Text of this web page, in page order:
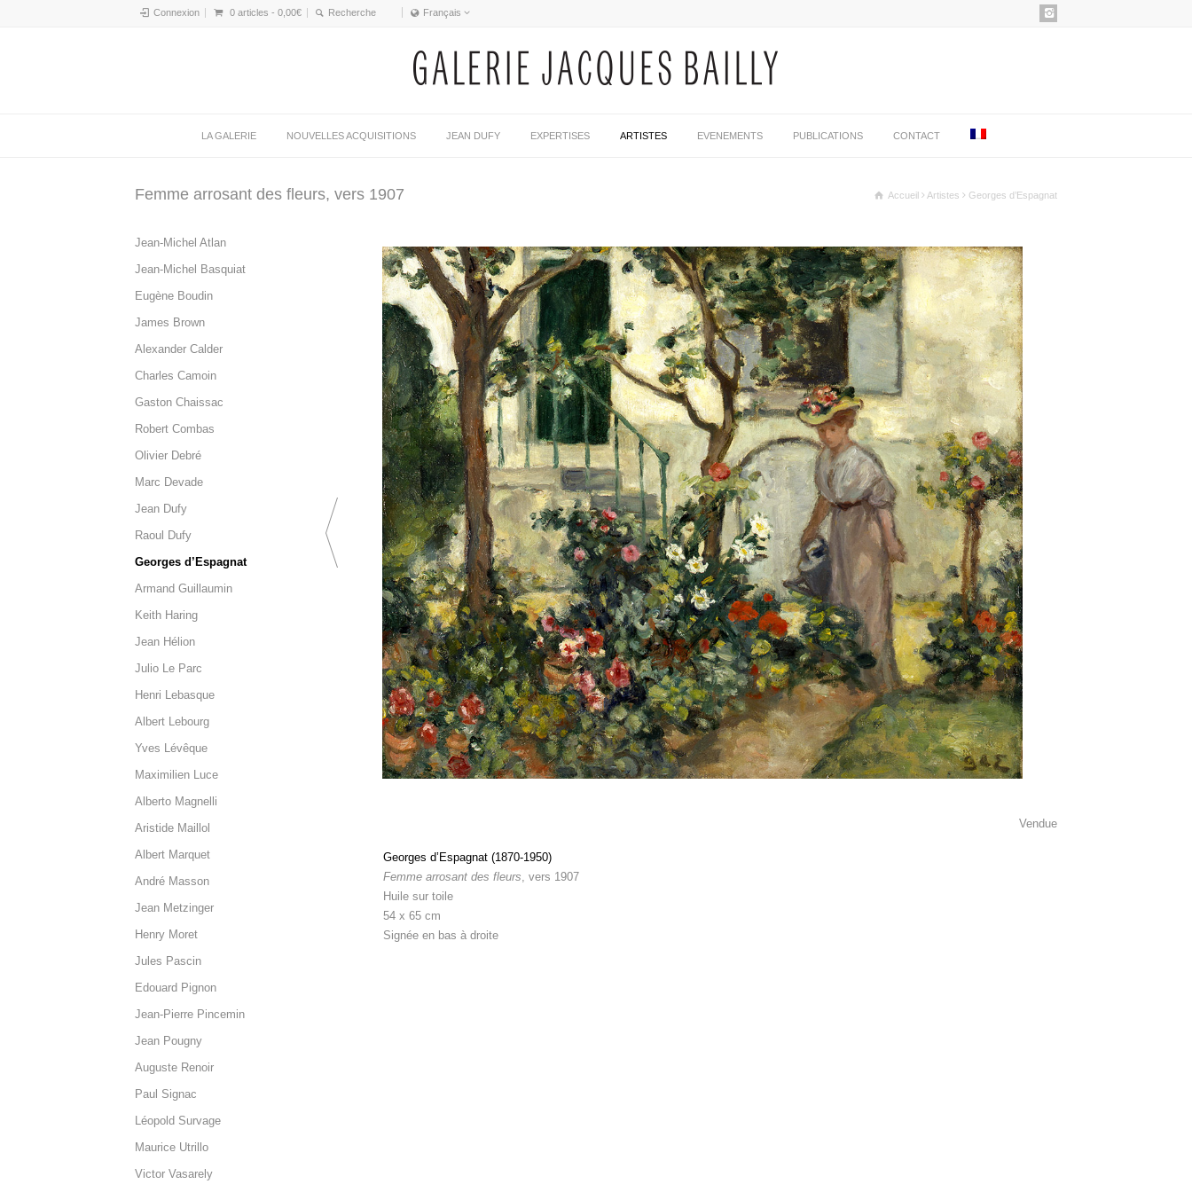
Connexion 0 articles - 0,00€ Français
English
LA GALERIE NOUVELLES ACQUISITIONS JEAN DUFY EXPERTISES ARTISTES EVENEMENTS PUBLICATIONS CONTACT
Femme arrosant des fleurs, vers 1907 Accueil Artistes Georges d’Espagnat
Vendue
Georges d’Espagnat (1870-1950)
Femme arrosant des fleurs, vers 1907
Huile sur toile
54 x 65 cm
Signée en bas à droite
Jean-Michel Atlan
Jean-Michel Basquiat
Eugène Boudin
James Brown
Alexander Calder
Charles Camoin
Gaston Chaissac
Robert Combas
Olivier Debré
Marc Devade
Jean Dufy
Raoul Dufy
Georges d’Espagnat
Armand Guillaumin
Keith Haring
Jean Hélion
Julio Le Parc
Henri Lebasque
Albert Lebourg
Yves Lévêque
Maximilien Luce
Alberto Magnelli
Aristide Maillol
Albert Marquet
André Masson
Jean Metzinger
Henry Moret
Jules Pascin
Edouard Pignon
Jean-Pierre Pincemin
Jean Pougny
Auguste Renoir
Paul Signac
Léopold Survage
Maurice Utrillo
Victor Vasarely